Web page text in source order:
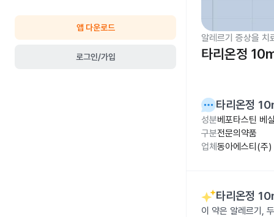
앱 다운로드
로그인/가입
알레르기 증상을 치
타리온정
타리온정
성분베포타스틴 베
구분전문의약품
업체 동아에스티(주)
타리온정
이 약은 알레르기,